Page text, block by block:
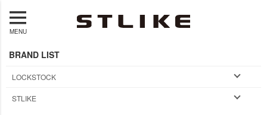
MENU
BRAND LIST
LOCKSTOCK
STLIKE